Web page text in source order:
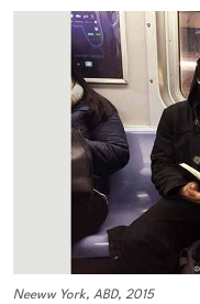
Neeww York, ABD, 2015